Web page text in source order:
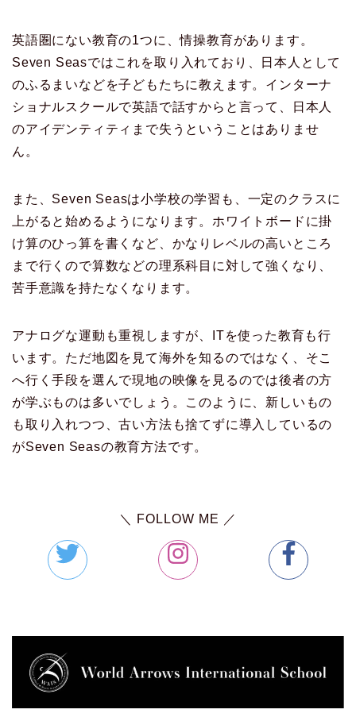
英語圏にない教育の1つに、情操教育があります。
Seven Seasではこれを取り入れており、日本人として
のふるまいなどを子どもたちに教えます。インターナ
ショナルスクールで英語で話すからと言って、日本人
のアイデンティティまで失うということはありませ
ん。
また、Seven Seasは小学校の学習も、一定のクラスに
上がると始めるようになります。ホワイトボードに掛
け算のひっ算を書くなど、かなりレベルの高いところ
まで行くので算数などの理系科目に対して強くなり、
苦手意識を持たなくなります。
アナログな運動も重視しますが、ITを使った教育も行
います。ただ地図を見て海外を知るのではなく、そこ
へ行く手段を選んで現地の映像を見るのでは後者の方
が学ぶものは多いでしょう。このように、新しいもの
も取り入れつつ、古い方法も捨てずに導入しているの
がSeven Seasの教育方法です。
＼ FOLLOW ME ／